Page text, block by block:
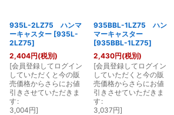
935L-2LZ75 ハンマ
ーキャスター [935L-
2LZ75]
2,404円(税別)
[会員登録してログイン
していただくと今の販
売価格からさらにお値
引きさせていただきま
す :
3,004円]
935BBL-1LZ75 ハン
マーキャスター
[935BBL-1LZ75]
2,430円(税別)
[会員登録してログイン
していただくと今の販
売価格からさらにお値
引きさせていただきま
す :
3,037円]